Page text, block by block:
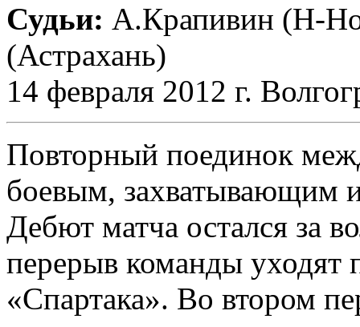
Судьи: А.Крапивин (Н-
(Астрахань)
14 февраля 2012 г.
Повторный поединок
боевым, захватывающим
Дебют матча остался за
перерыв команды уходят
«Спартака». Во втором